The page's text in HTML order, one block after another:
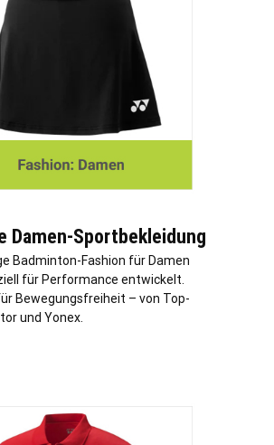
Damen-Sportbekleidung
Badminton-Fashion für Damen
für Performance entwickelt.
Bewegungsfreiheit – von Top-
und Yonex.